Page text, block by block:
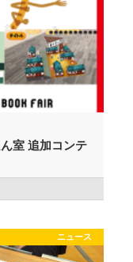
室 追加コンテ
ニュース